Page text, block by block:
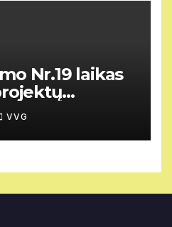
Nr.19 laikas
VVG